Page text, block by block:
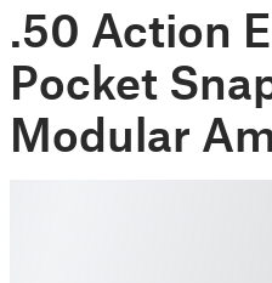
.50 Action
Pocket
Modular